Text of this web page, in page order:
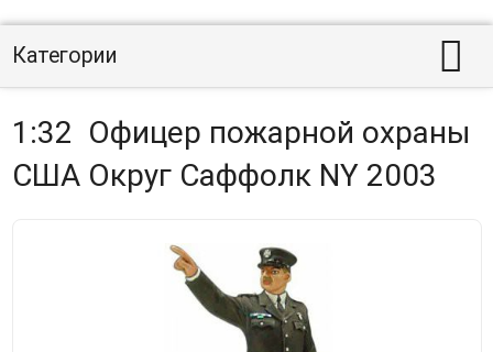
Категории 
1:32 Офицер пожарной охраны
США Округ Саффолк NY 2003